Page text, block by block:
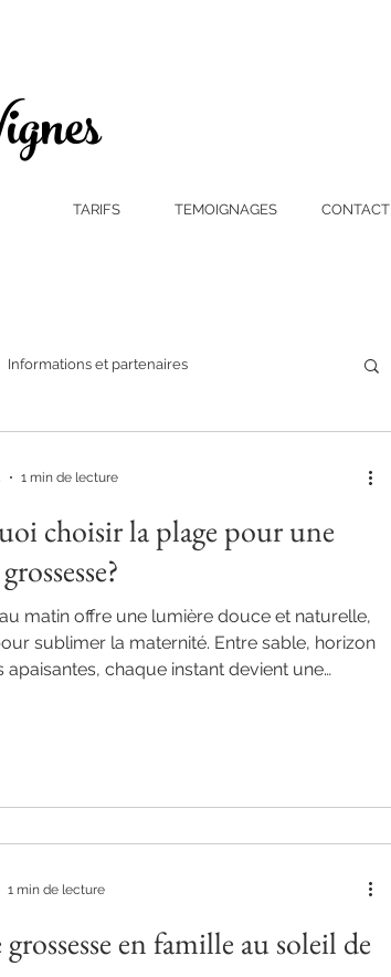
TARIFS TEMOIGNAGES CONTACT
Informations et partenaires
choisir la plage pour une
matin offre une lumière douce et naturelle,
sublimer la maternité. Entre sable, horizon
apaisantes, chaque instant devient une
1 min de lecture
grossesse en famille au soleil de
1 min de lecture